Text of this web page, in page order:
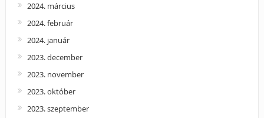
2024. március
2024. február
2024. január
2023. december
2023. november
2023. október
2023. szeptember